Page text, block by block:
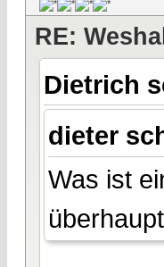
RE:
Dietrich
dieter
Was ist